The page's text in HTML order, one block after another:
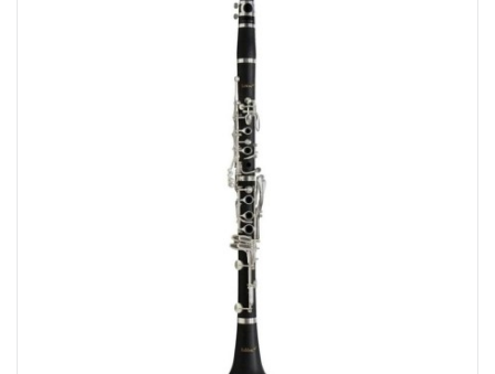
Việt Thương Music - Crescent Mall
6F-01 Tầng 6 Trung Tâm Thương Mại Crescent Mall, 101 Tôn Dật Tiên,
Phường Tân Mỹ, TPHCM, Quận 7, Hồ Chí Minh
Việt Thương Music - 49E Phan Đăng Lưu
49E Phan Đăng Lưu, Phường Bình Thạnh, TPHCM, Quận Bình Thạnh, Hồ
Việt Thương Music - Phường Gò Vấp
11 Đường số 3, Khu dân cư Cityland Park Hill, Phường Gò Vấp, TPHCM,
Việt Thương Music - 442 Lũy Bán Bích
442 Lũy Bán Bích, Phường Tân Phú, TPHCM, Quận Tân Phú, Hồ Chí Minh
Việt Thương Music - 12 Quốc Hương
Tầng G, Tòa nhà Thảo Điền Pearl, 12 Quốc Hương, Phường An Khánh,
Việt Thương Music - 357 Cộng Hòa
357 Cộng Hòa, Phường Tân Bình, TPHCM, Quận Tân Bình, Hồ Chí Minh
Việt Thương Music - 6F Ngô Thời Nhiệm